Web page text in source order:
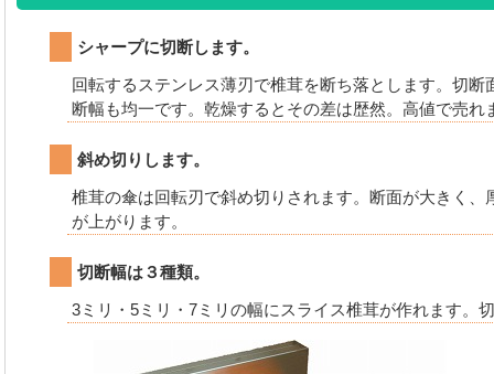
シャープに切断します。
回転するステンレス薄刃で椎茸を断ち落とします。切断
断幅も均一です。乾燥するとその差は歴然。高値で売れ
斜め切りします。
椎茸の傘は回転刃で斜め切りされます。断面が大きく、
が上がります。
切断幅は３種類。
3ミリ・5ミリ・7ミリの幅にスライス椎茸が作れます。